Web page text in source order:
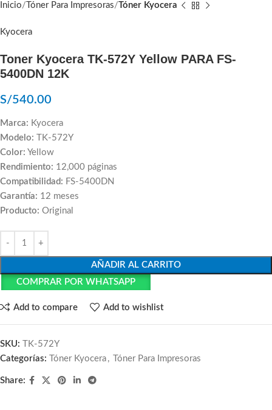
Inicio Tóner Para Impresoras Tóner Kyocera
Kyocera
Toner Kyocera TK-572Y Yellow PARA FS-
5400DN 12K
S/540.00
Marca: Kyocera
Modelo: TK-572Y
Color: Yellow
Rendimiento: 12,000 páginas
Compatibilidad: FS-5400DN
Garantía: 12 meses
Producto: Original
AÑADIR AL CARRITO
COMPRAR POR WHATSAPP
Add to compare Add to wishlist
SKU:
TK-572Y
Categorías:
Tóner Kyocera , Tóner Para Impresoras
Share: